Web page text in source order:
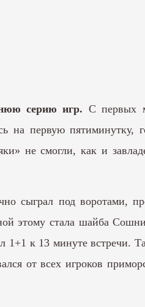
серию игр. С первых
первую пятиминутку,
не смогли, как и
сыграл под воротами,
этому стала шайба
к 13 минуте встречи.
от всех игроков